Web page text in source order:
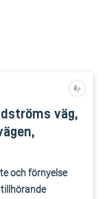
väg,
och förnyelse